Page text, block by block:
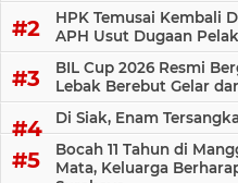
HPK Temusai Kembali
APH Usut Dugaan
BIL Cup 2026 Resmi
Lebak Berebut Gelar
Di Siak, Enam
Bocah 11 Tahun di
Mata, Keluarga